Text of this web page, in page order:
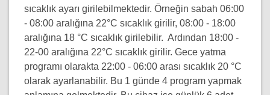
sıcaklık ayarı girilebilmektedir. Örneğin sabah 06:00
- 08:00 aralığına 22°C sıcaklık girilir, 08:00 - 18:00
aralığına 18 °C sıcaklık girilebilir. Ardından 18:00 -
22-00 aralığına 22°C sıcaklık girilir. Gece yatma
programı olarakta 22:00 - 06:00 arası sıcaklık 20 °C
olarak ayarlanabilir. Bu 1 günde 4 program yapmak